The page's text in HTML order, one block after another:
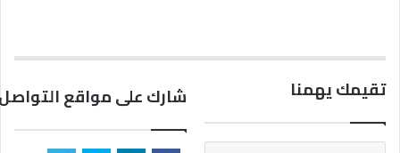
تقيمك يهمنا شارك على مواقع